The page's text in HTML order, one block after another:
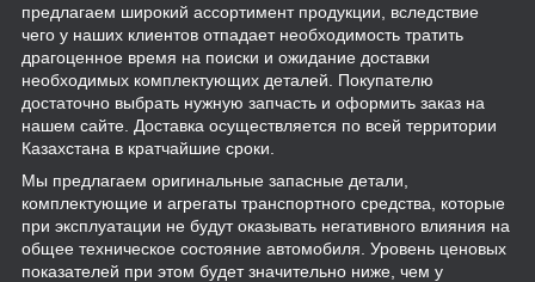
предлагаем широкий ассортимент продукции, вследствие
чего у наших клиентов отпадает необходимость тратить
драгоценное время на поиски и ожидание доставки
необходимых комплектующих деталей. Покупателю
достаточно выбрать нужную запчасть и оформить заказ на
нашем сайте. Доставка осуществляется по всей территории
Казахстана в кратчайшие сроки.
Мы предлагаем оригинальные запасные детали,
комплектующие и агрегаты транспортного средства, которые
при эксплуатации не будут оказывать негативного влияния на
общее техническое состояние автомобиля. Уровень ценовых
показателей при этом будет значительно ниже, чем у